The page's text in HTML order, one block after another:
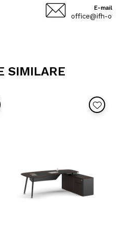
E-mail
office@ifh-
SIMILARE